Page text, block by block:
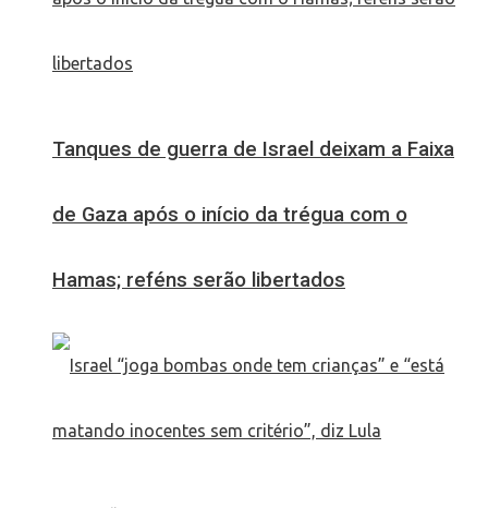
Tanques de guerra de Israel deixam a Faixa
de Gaza após o início da trégua com o
Hamas; reféns serão libertados